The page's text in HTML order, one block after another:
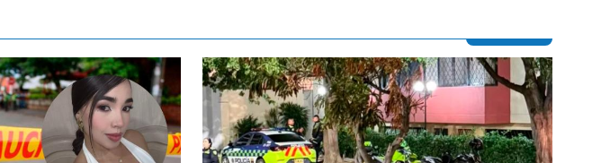
Contenido multimedia principal